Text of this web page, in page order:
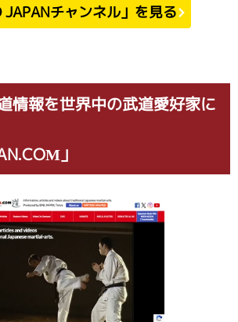
JAPANチャンネル」を見る
情報を世界中の武道愛好家に
」